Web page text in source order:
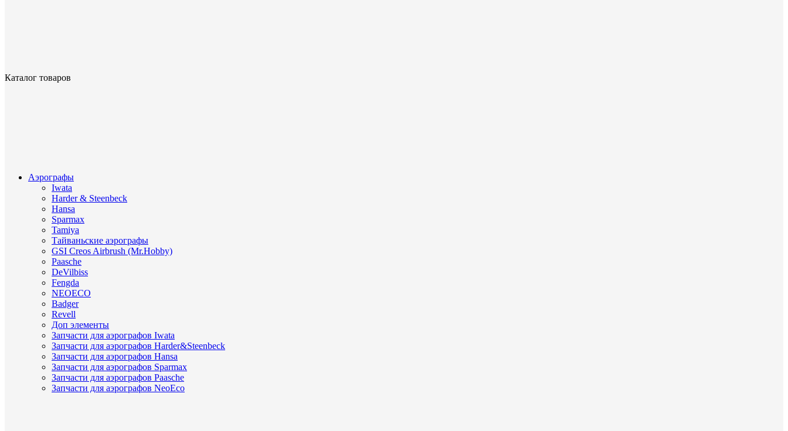
Каталог товаров
Аэрографы
Iwata
Harder & Steenbeck
Hansa
Sparmax
Tamiya
Тайваньские аэрографы
GSI Creos Airbrush (Mr.Hobby)
Paasche
DeVilbiss
Fengda
NEOECO
Badger
Revell
Доп элементы
Запчасти для аэрографов Iwata
Запчасти для аэрографов Harder&Steenbeck
Запчасти для аэрографов Hansa
Запчасти для аэрографов Sparmax
Запчасти для аэрографов Paasche
Запчасти для аэрографов NeoEco